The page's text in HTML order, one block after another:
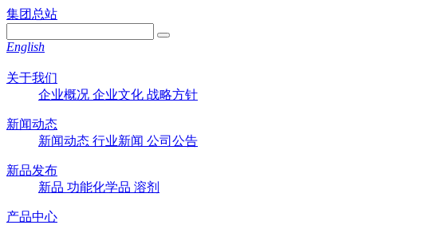
集团总站
English
关于我们
企业概况 企业文化 战略方针
新闻动态
新闻动态 行业新闻 公司公告
新品发布
新品 功能化学品 溶剂
产品中心